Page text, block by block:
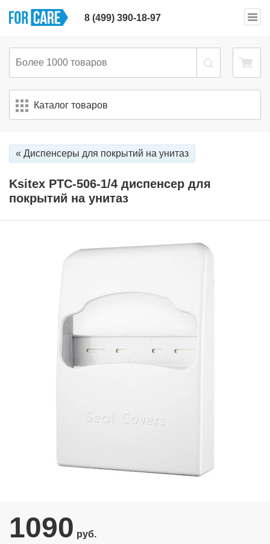
8 (499) 390-18-97
Каталог товаров
« Диспенсеры для покрытий на унитаз
Ksitex PTC-506-1/4 диспенсер для
покрытий на унитаз
1090 руб.